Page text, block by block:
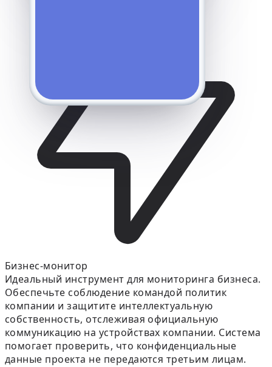
Бизнес-монитор
Идеальный инструмент для мониторинга бизнеса.
Обеспечьте соблюдение командой политик
компании и защитите интеллектуальную
собственность, отслеживая официальную
коммуникацию на устройствах компании. Система
помогает проверить, что конфиденциальные
данные проекта не передаются третьим лицам.